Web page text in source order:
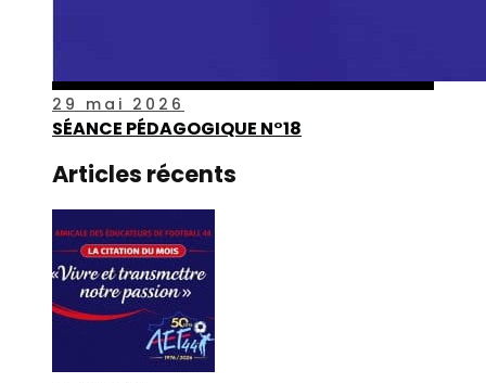
29 mai 2026
SÉANCE PÉDAGOGIQUE N°18
Articles récents